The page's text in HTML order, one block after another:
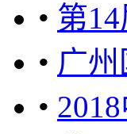
• 第
• 广
•